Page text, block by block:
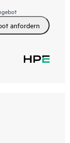
anfordern